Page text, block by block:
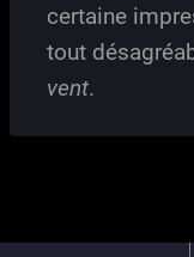
certaine
tout
vent.